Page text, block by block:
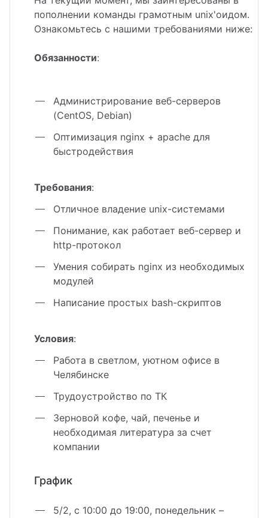
МиниМаркет - лендинг с
СберМегаМаркет
Премиум - лендинг с
товаров и услуг
пополнении команды грамотным unix'оидом.
Ознакомьтесь с нашими требованиями ниже:
Обязанности:
Администрирование веб-серверов
(CentOS, Debian)
Оптимизация nginx + apache для
быстродействия
Требования:
Отличное владение unix-системами
Понимание, как работает веб-сервер и
http-протокол
Умения собирать nginx из необходимых
модулей
Написание простых bash-скриптов
Условия:
Работа в светлом, уютном офисе в
Челябинске
Трудоустройство по ТК
Зерновой кофе, чай, печенье и
необходимая литература за счет
компании
График
5/2, с 10:00 до 19:00, понедельник –